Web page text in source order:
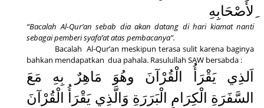
ِلأَصْحَابِهِ
“Bacalah Al-Qur’an sebab dia akan datang di hari kiamat nanti
sebagai pemberi syafa’at atas pembacanya”.
Bacalah Al-Qur’an meskipun terasa sulit karena baginya
bahkan mendapatkan dua pahala. Rasulullah SAW bersabda :
اَلذِي يَقْرَأُ الْقُرْآنَ وهُوَ مَاهِرٌ بِهِ مَعَ
السَّفَرَةِ الْكِرَامِ الْبَرَرَةِ وَالَّذِي يَقْرَأُ الْقُرْآنَ